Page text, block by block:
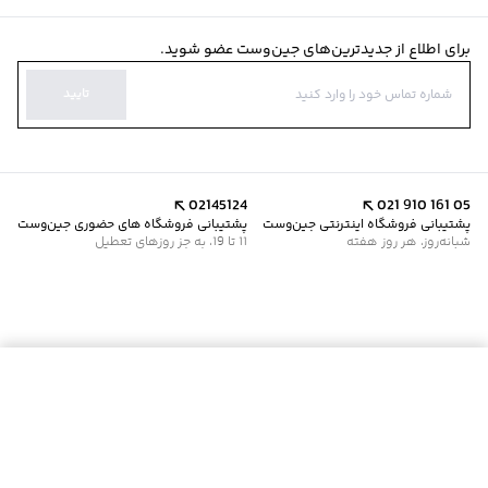
برای اطلاع از جدیدترین‌های جین‌وست عضو شوید.
تایید
021 910 161 05
پشتیبانی فروشگاه اینترنتی جین‌وست
شبانه‌روز، هر روز هفته
02145124
پشتیبانی فروشگاه های حضوری جین‌وست
11 تا 19، به جز روزهای تعطیل